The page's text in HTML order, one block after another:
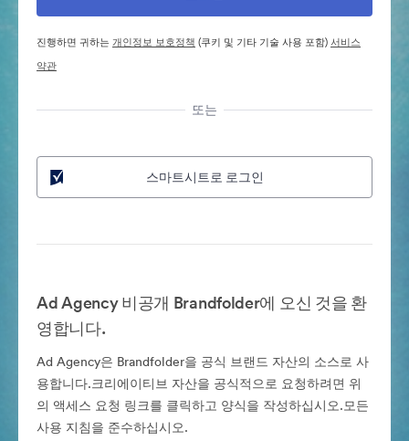
진행하면 귀하는개인정보 보호정책 (쿠키 및 기타 기술 사용 포함)서비스
약관
또는
스마트시트로 로그인
Ad Agency 비공개 Brandfolder에 오신 것을 환
영합니다.
Ad Agency은 Brandfolder을 공식 브랜드 자산의 소스로 사
용합니다.크리에이티브 자산을 공식적으로 요청하려면 위
의 액세스 요청 링크를 클릭하고 양식을 작성하십시오.모든
사용 지침을 준수하십시오.